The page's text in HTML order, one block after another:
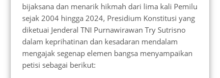
bijaksana dan menarik hikmah dari lima kali Pemilu
sejak 2004 hingga 2024, Presidium Konstitusi yang
diketuai Jenderal TNI Purnawirawan Try Sutrisno
dalam keprihatinan dan kesadaran mendalam
mengajak segenap elemen bangsa menyampaikan
petisi sebagai berikut: